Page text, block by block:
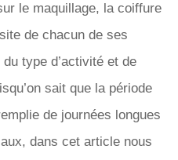
le maquillage, la coiffure
de chacun de ses
type d’activité et de
sait que la période
de journées longues
dans cet article nous